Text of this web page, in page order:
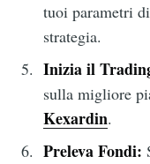
tuoi parametri
strategia.
Inizia il
sulla migliore
Kexardin.
Preleva Fondi: